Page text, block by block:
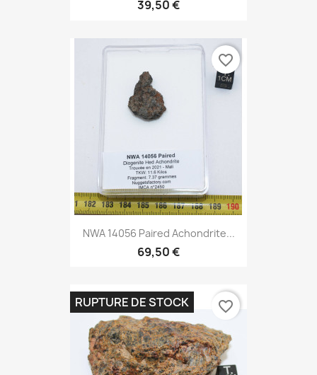
39,50 €
NWA 14056 Paired Achondrite...
69,50 €
favorite_border
RUPTURE DE STOCK favorite_border